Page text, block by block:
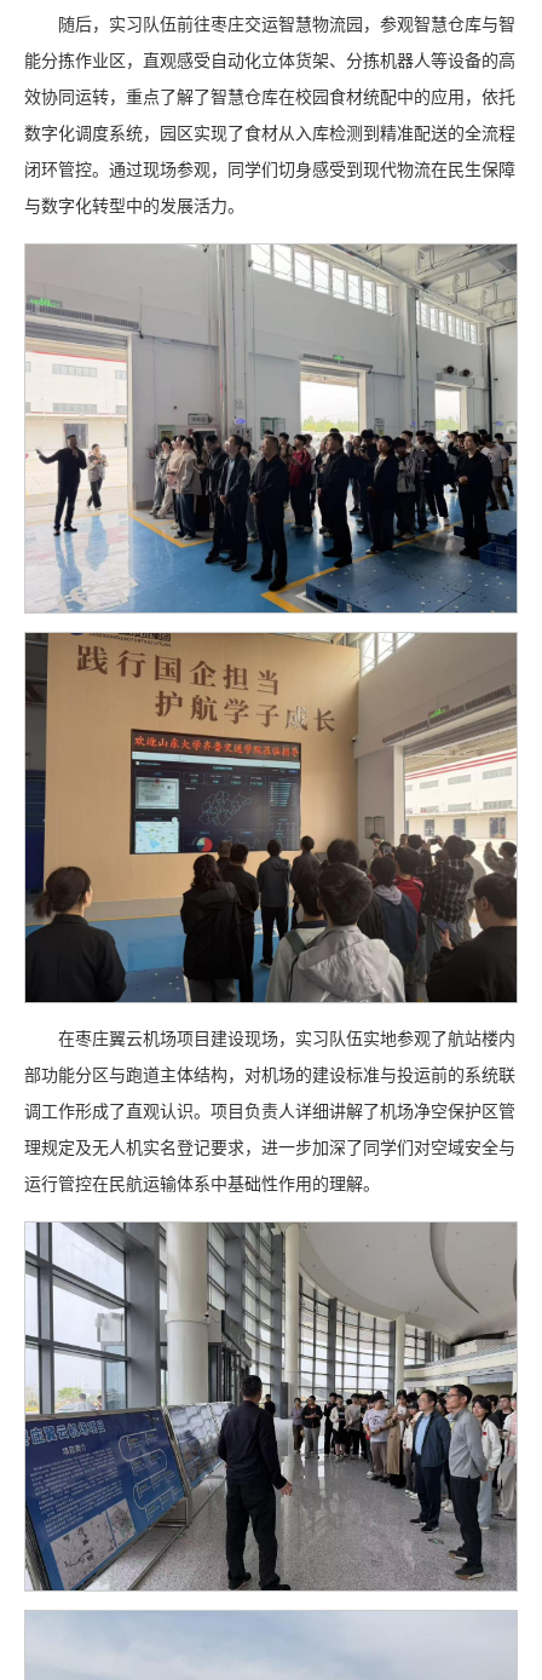
随后，实习队伍前往枣庄交运智慧物流园，参观智慧仓库与智
能分拣作业区，直观感受自动化立体货架、分拣机器人等设备的高
效协同运转，重点了解了智慧仓库在校园食材统配中的应用，依托
数字化调度系统，园区实现了食材从入库检测到精准配送的全流程
闭环管控。通过现场参观，同学们切身感受到现代物流在民生保障
与数字化转型中的发展活力。
在枣庄翼云机场项目建设现场，实习队伍实地参观了航站楼内
部功能分区与跑道主体结构，对机场的建设标准与投运前的系统联
调工作形成了直观认识。项目负责人详细讲解了机场净空保护区管
理规定及无人机实名登记要求，进一步加深了同学们对空域安全与
运行管控在民航运输体系中基础性作用的理解。